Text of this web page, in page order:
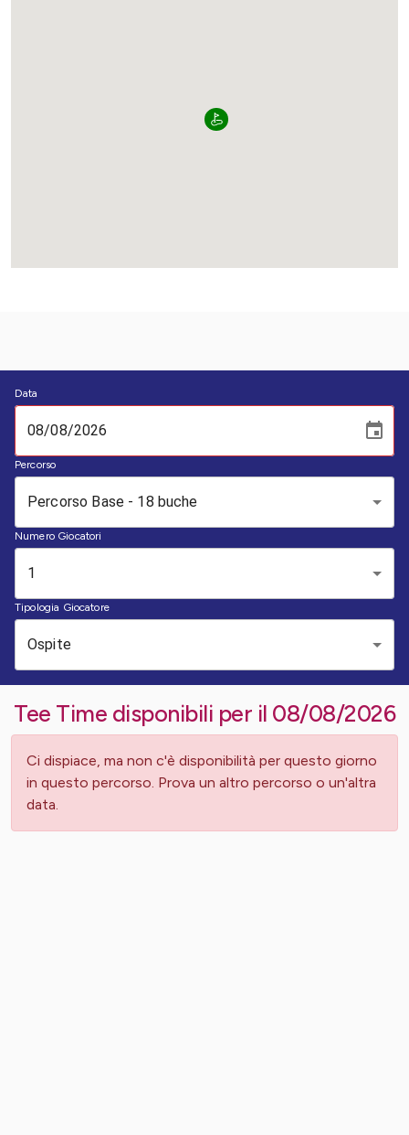
Data
Percorso
Percorso Base - 18 buche
Numero Giocatori
1
Tipologia Giocatore
Ospite
Tee Time disponibili per il 08/08/2026
Ci dispiace, ma non c'è disponibilità per questo giorno
in questo percorso. Prova un altro percorso o un'altra
data.